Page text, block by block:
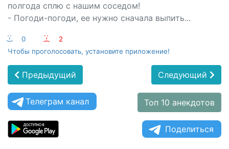
полгода сплю с нашим соседом!
- Погоди-погоди, ее нужно сначала выпить...
:-) 0 :-(
2
Чтобы проголосовать, установите приложение!
Предыдущий Следующий
Телеграм канал Топ 10 анекдотов
Поделиться